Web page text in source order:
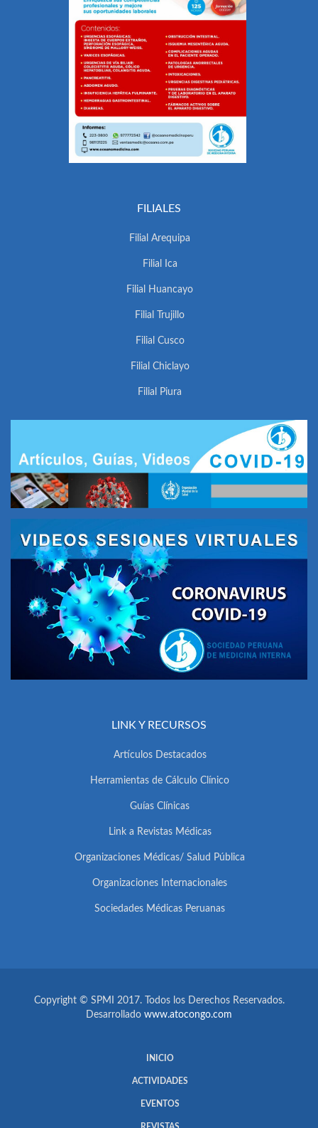
FILIALES
Filial Arequipa
Filial Ica
Filial Huancayo
Filial Trujillo
Filial Cusco
Filial Chiclayo
Filial Piura
LINK Y RECURSOS
Artículos Destacados
Herramientas de Cálculo Clínico
Guías Clínicas
Link a Revistas Médicas
Organizaciones Médicas/ Salud Pública
Organizaciones Internacionales
Sociedades Médicas Peruanas
Copyright © SPMI 2017. Todos los Derechos Reservados.
Desarrollado www.atocongo.com
INICIO
ACTIVIDADES
EVENTOS